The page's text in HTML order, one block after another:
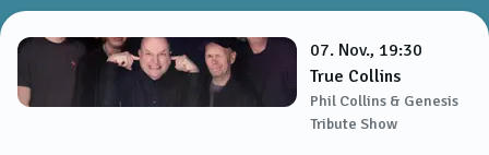
07. Nov., 19:30
True Collins
Phil Collins & Genesis
Tribute Show